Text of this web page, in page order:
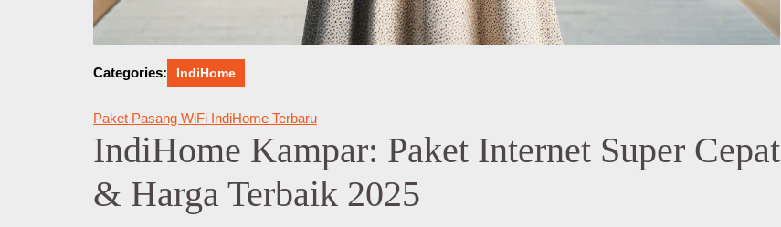
Categories: IndiHome
Paket Pasang WiFi IndiHome Terbaru
IndiHome Kampar: Paket Internet Super Cepat
& Harga Terbaik 2025